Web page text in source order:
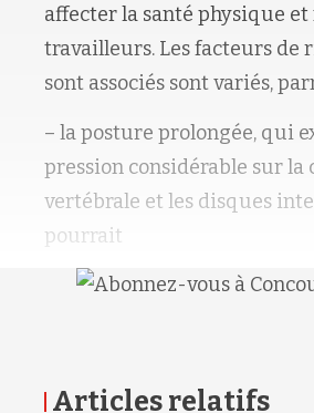
affecter la santé physique et
travailleurs. Les facteurs de
sont associés sont variés,
– la posture prolongée, qui
pression considérable sur la
vertébrale et les disques
pourrait
Articles relatifs